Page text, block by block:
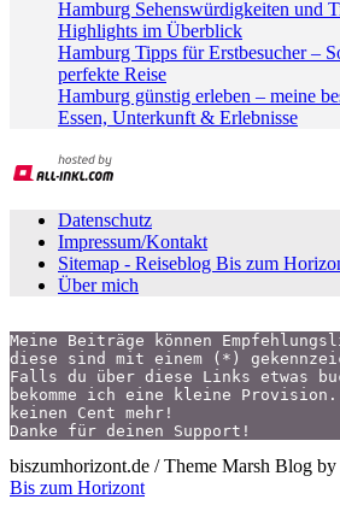
Hamburg Sehenswürdigkeiten und
Highlights im Überblick
Hamburg Tipps für Erstbesucher –
perfekte Reise
Hamburg günstig erleben – meine
Essen, Unterkunft & Erlebnisse
Datenschutz
Impressum/Kontakt
Sitemap - Reiseblog Bis zum
Über mich
Meine Beiträge können
diese sind mit einem (*)
Falls du über diese Links etwas
bekomme ich eine kleine
keinen Cent mehr!
Danke für deinen Support!
biszumhorizont.de / Theme Marsh Blog by
Bis zum Horizont